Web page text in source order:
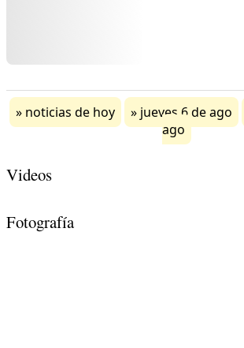
noticias de hoy jueves 6 de ago
ago
Videos
Fotografía